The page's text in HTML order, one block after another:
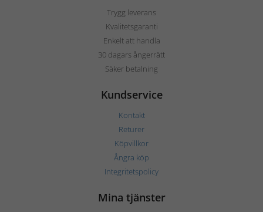
Trygg leverans
Kvalitetsgaranti
Enkelt att handla
30 dagars ångerrätt
Säker betalning
Kundservice
Kontakt
Returer
Köpvillkor
Ångra köp
Integritetspolicy
Mina tjänster